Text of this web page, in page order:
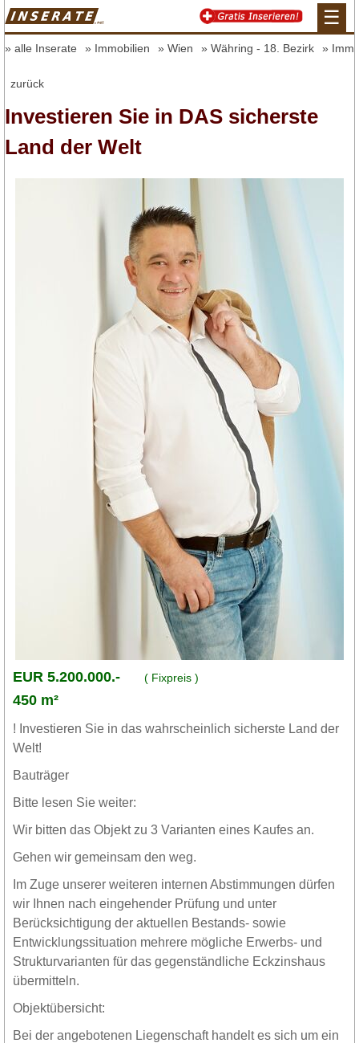
☰
alle Inserate Immobilien Wien Währing - 18. Bezirk
zurück
Investieren Sie in DAS sicherste
Land der Welt
EUR 5.200.000.- ( Fixpreis )
450 m²
! Investieren Sie in das wahrscheinlich sicherste Land der
Welt!
Bauträger
Bitte lesen Sie weiter:
Wir bitten das Objekt zu 3 Varianten eines Kaufes an.
Gehen wir gemeinsam den weg.
Im Zuge unserer weiteren internen Abstimmungen dürfen
wir Ihnen nach eingehender Prüfung und unter
Berücksichtigung der aktuellen Bestands- sowie
Entwicklungssituation mehrere mögliche Erwerbs- und
Strukturvarianten für das gegenständliche Eckzinshaus
übermitteln.
Objektübersicht:
Bei der angebotenen Liegenschaft handelt es sich um ein